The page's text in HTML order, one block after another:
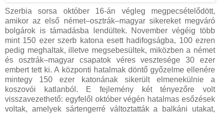
Szerbia sorsa október 16-án végleg megpecsételődött,
amikor az első német–osztrák–magyar sikereket megváró
bolgárok is támadásba lendültek. November végéig több
mint 150 ezer szerb katona esett hadifogságba, 100 ezren
pedig meghaltak, illetve megsebesültek, miközben a német
és osztrák–magyar csapatok véres vesztesége 30 ezer
embert tett ki. A központi hatalmak döntő győzelme ellenére
mintegy 150 ezer katonának sikerült elmenekülnie a
koszovói katlanból. E fejlemény két tényezőre volt
visszavezethető: egyfelől október végén hatalmas esőzések
voltak, amelyek sártengerré változtatták a balkáni utakat,